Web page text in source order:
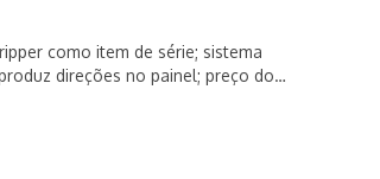
como item de série; sistema
direções no painel; preço do